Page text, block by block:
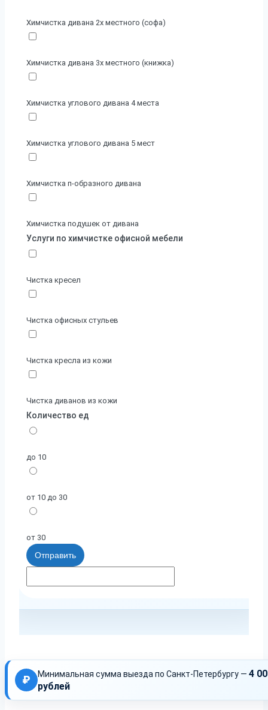
Химчистка дивана 2х местного (софа)
Химчистка дивана 3х местного (книжка)
Химчистка углового дивана 4 места
Химчистка углового дивана 5 мест
Химчистка п-образного дивана
Химчистка подушек от дивана
Услуги по химчистке офисной мебели
Чистка кресел
Чистка офисных стульев
Чистка кресла из кожи
Чистка диванов из кожи
Количество ед
до 10
от 10 до 30
от 30
Отправить
₽ Минимальная сумма выезда по Санкт-Петербургу — 4
рублей